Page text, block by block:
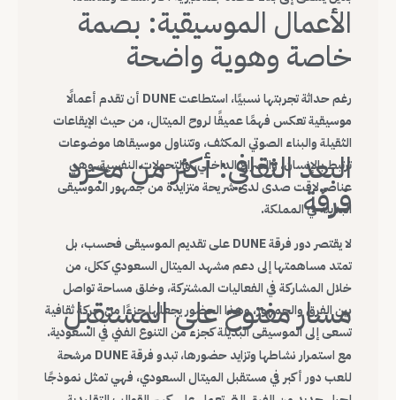
الأعمال الموسيقية: بصمة
خاصة وهوية واضحة
رغم حداثة تجربتها نسبيًا، استطاعت DUNE أن تقدم أعمالًا
موسيقية تعكس فهمًا عميقًا لروح الميتال، من حيث الإيقاعات
الثقيلة والبناء الصوتي المكثف، وتتناول موسيقاها موضوعات
ترتبط بالإنسان، والصراع الداخلي، والتحولات النفسية، وهي
عناصر لاقت صدى لدى شريحة متزايدة من جمهور الموسيقى
البديلة في المملكة.
البعد الثقافي: أكثر من مجرد
فرقة
لا يقتصر دور فرقة DUNE على تقديم الموسيقى فحسب، بل
تمتد مساهمتها إلى دعم مشهد الميتال السعودي ككل، من
خلال المشاركة في الفعاليات المشتركة، وخلق مساحة تواصل
بين الفرق والجمهور، وهذا الحضور يجعلها جزءًا من حركة ثقافية
تسعى إلى الموسيقى البديلة كجزء من التنوع الفني في السعودية.
مسار مفتوح على المستقبل
مع استمرار نشاطها وتزايد حضورها، تبدو فرقة DUNE مرشحة
للعب دور أكبر في مستقبل الميتال السعودي، فهي تمثل نموذجًا